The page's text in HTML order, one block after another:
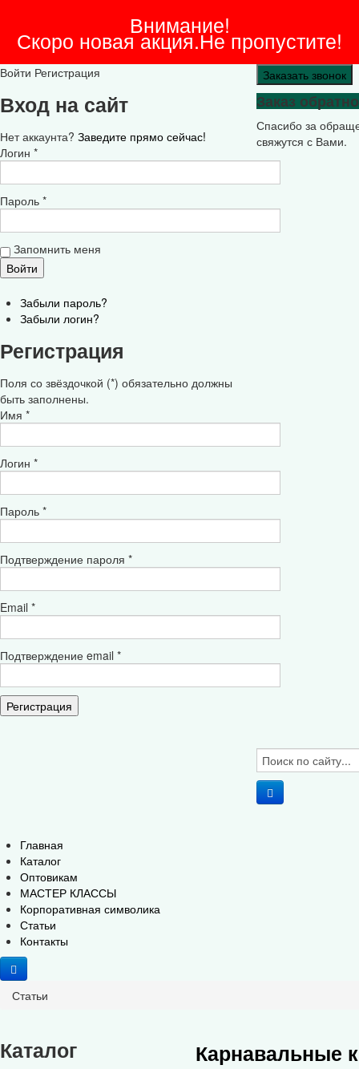
Внимание!
Скоро новая акция.Не пропустите!
Войти Регистрация
Вход на сайт
Нет аккаунта? Заведите прямо сейчас!
Логин *
Пароль *
Запомнить меня
Забыли пароль?
Забыли логин?
Регистрация
Поля со звёздочкой (*) обязательно должны
быть заполнены.
Имя *
Логин *
Пароль *
Подтверждение пароля *
Email *
Подтверждение email *
Регистрация
Заказать звонок
Заказ
Спасибо за
свяжутся с Вами.
Главная
Каталог
Оптовикам
МАСТЕР КЛАССЫ
Корпоративная символика
Статьи
Контакты
Статьи
Каталог
Карнавальные